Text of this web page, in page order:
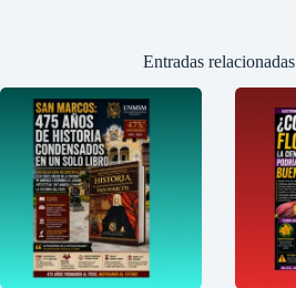
Entradas relacionadas